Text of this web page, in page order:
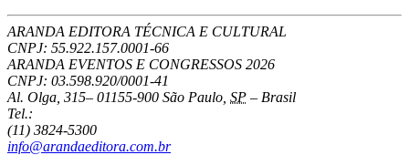
ARANDA EDITORA TÉCNICA E CULTURAL
CNPJ: 55.922.157.0001-66
ARANDA EVENTOS E CONGRESSOS 2026
CNPJ: 03.598.920/0001-41
Al. Olga, 315– 01155-900 São Paulo SP – Brasil
Tel.:
(11) 3824-5300
info@arandaeditora.com.br